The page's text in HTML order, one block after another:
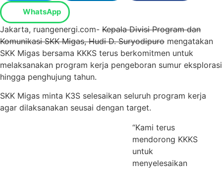
WhatsApp
Jakarta, ruangenergi.com- Kepala Divisi Program dan
Komunikasi SKK Migas, Hudi D. Suryodipuro mengatakan
SKK Migas bersama KKKS terus berkomitmen untuk
melaksanakan program kerja pengeboran sumur eksplorasi
hingga penghujung tahun.
SKK Migas minta K3S selesaikan seluruh program kerja
agar dilaksanakan seusai dengan target.
“Kami terus
mendorong KKKS
untuk
menyelesaikan